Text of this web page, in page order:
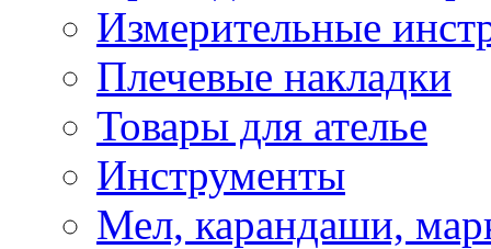
Измерительные
Плечевые накладки
Товары для ателье
Инструменты
Мел, карандаши,